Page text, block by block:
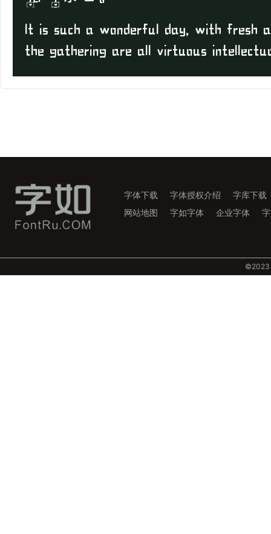
It is such a wonderful day, with fresh
the gathering are all virtuous
字体下载 字体授权介绍
字库下载
网站地图
字如字体 企业字体
©️2023